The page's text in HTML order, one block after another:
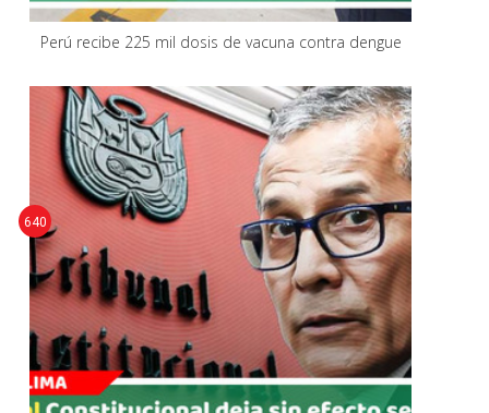
Perú recibe 225 mil dosis de vacuna contra dengue
640